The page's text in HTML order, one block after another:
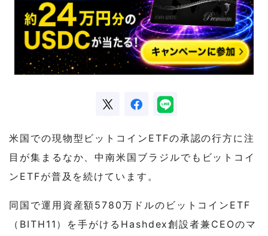
米国での現物型ビットコインETFの承認の行方に注
目が集まるなか、中南米国ブラジルでもビットコイ
ンETFが普及を続けています。
同国で運用資産額5780万ドルのビットコインETF
（BITH11）を手がけるHashdex創設者兼CEOのマ